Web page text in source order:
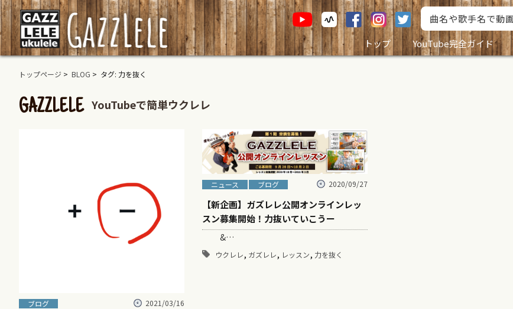
トップ
YouTube完全ガイド
トップページ > BLOG > タグ: 力を抜く
GAZZLELE YouTubeで簡単ウクレレ
ブログ 2021/03/16
ニュース ブログ 2020/09/27
【新企画】ガズレレ公開オンラインレッ
スン募集開始！力抜いていこうー
&…
ウクレレ, ガズレレ, レッスン, 力を抜く